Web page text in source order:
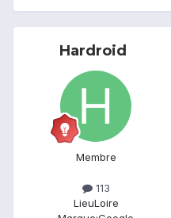
Hardroid
Membre
113
LieuLoire